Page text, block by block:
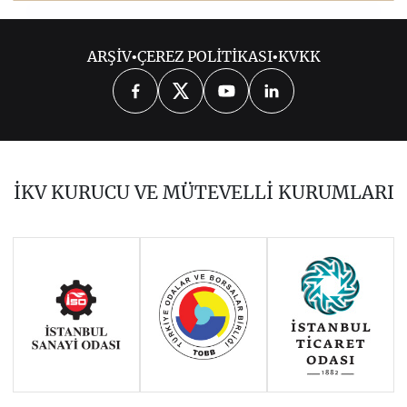
OCAK-ŞUBATMART NİSAN-MAYIS
HAZİRAN-TEMMUZAĞUSTOSEYLÜL
ARŞİV•ÇEREZ POLİTİKASI•KVKK
İKV KURUCU VE MÜTEVELLİ KURUMLARI